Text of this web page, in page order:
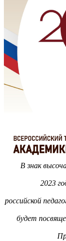
В знак
2023
российской
будет